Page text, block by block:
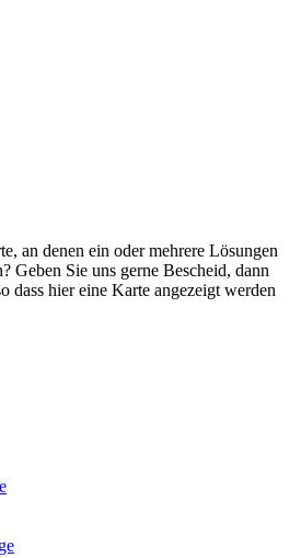
an denen ein oder mehrere Lösungen
Geben Sie uns gerne Bescheid, dann
dass hier eine Karte angezeigt werden